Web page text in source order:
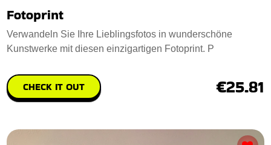
Fotoprint
Verwandeln Sie Ihre Lieblingsfotos in wunderschöne
Kunstwerke mit diesen einzigartigen Fotoprint. P
CHECK IT OUT €25.81